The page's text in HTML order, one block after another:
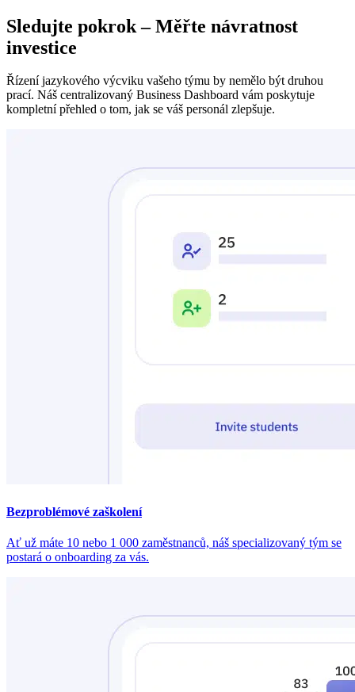
Sledujte pokrok – Měřte návratnost
investice
Řízení jazykového výcviku vašeho týmu by nemělo být druhou
prací. Náš centralizovaný Business Dashboard vám poskytuje
kompletní přehled o tom, jak se váš personál zlepšuje.
Bezproblémové zaškolení
Ať už máte 10 nebo 1 000 zaměstnanců, náš specializovaný tým se
postará o onboarding za vás.